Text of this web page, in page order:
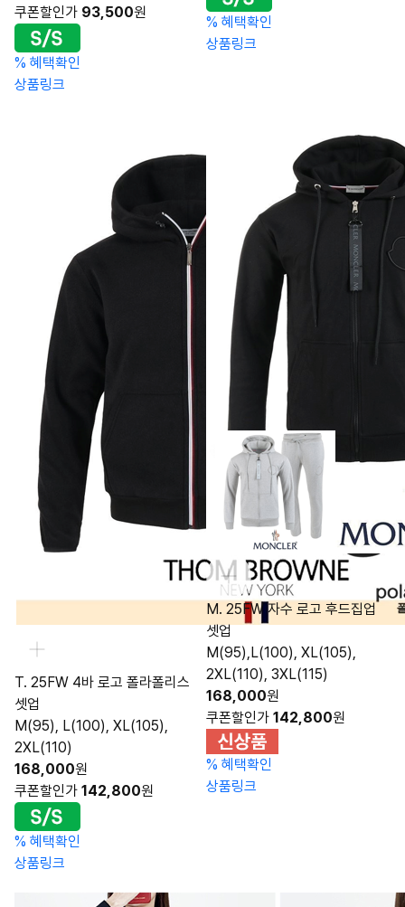
쿠폰할인가 93,500원
% 혜택확인
상품링크
% 혜택확인
상품링크
T. 25FW 4바 로고 폴라폴리스
셋업
M(95), L(100), XL(105),
2XL(110)
168,000원
쿠폰할인가 142,800원
% 혜택확인
상품링크
M. 25FW 자수 로고 후드집업
셋업
M(95),L(100), XL(105),
2XL(110), 3XL(115)
168,000원
쿠폰할인가 142,800원
% 혜택확인
상품링크